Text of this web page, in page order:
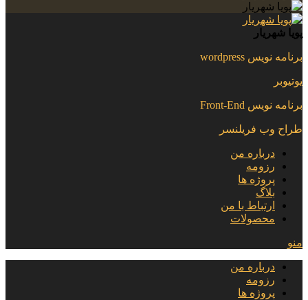
پویا شهریار
برنامه نویس wordpress
یوتیوبر
برنامه نویس Front-End
طراح وب فریلنسر
درباره من
رزومه
پروژه ها
بلاگ
ارتباط با من
محصولات
منو
درباره من
رزومه
پروژه ها